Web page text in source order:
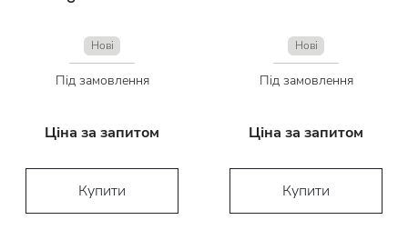
Нові
Під замовлення
Ціна за запитом
Купити
Нові
Під замовлення
Ціна за запитом
Купити